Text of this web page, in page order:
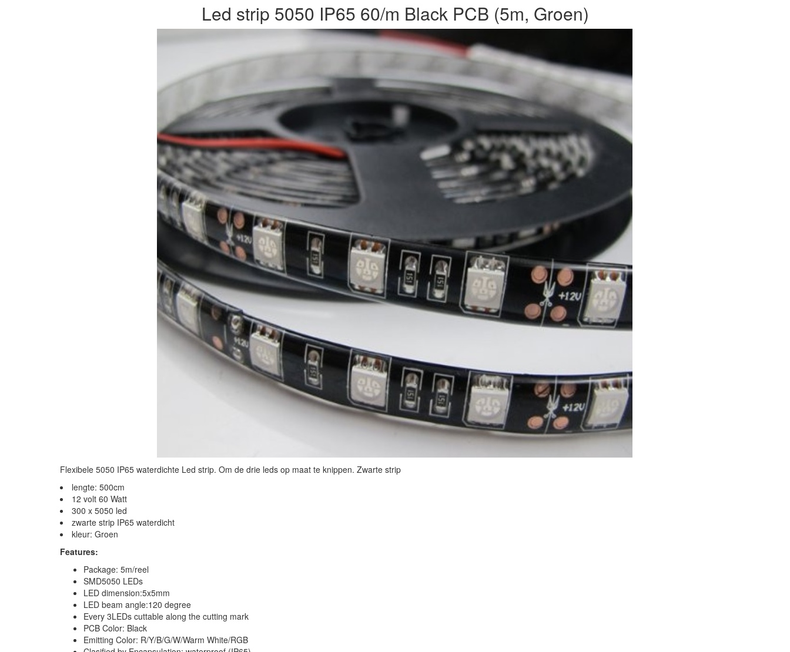
Led strip 5050 IP65 60/m Black PCB (5m, Groen)
Flexibele 5050 IP65 waterdichte Led strip. Om de drie leds op maat te knippen. Zwarte strip
lengte: 500cm
12 volt 60 Watt
300 x 5050 led
zwarte strip IP65 waterdicht
kleur: Groen
Features:
Package: 5m/reel
SMD5050 LEDs
LED dimension:5x5mm
LED beam angle:120 degree
Every 3LEDs cuttable along the cutting mark
PCB Color: Black
Emitting Color: R/Y/B/G/W/Warm White/RGB